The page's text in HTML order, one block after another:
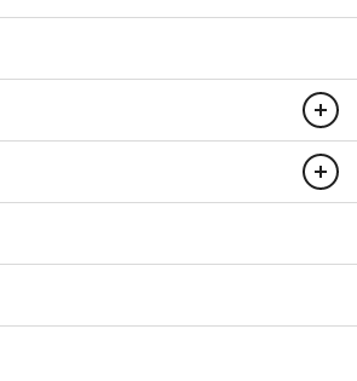
います。
ロデューサーさんやディレクターさ
ルギーでこの作品に取り組んでいるこ
出演させていただくことが決まった時
体感できて、さらに気合を入れ直した
品です。